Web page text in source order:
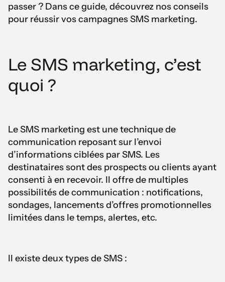
passer ? Dans ce guide, découvrez nos conseils
pour réussir vos campagnes SMS marketing.
Le SMS marketing, c’est
quoi ?
Le SMS marketing est une technique de
communication reposant sur l’envoi
d’informations ciblées par SMS. Les
destinataires sont des prospects ou clients ayant
consenti à en recevoir. Il offre de multiples
possibilités de communication : notifications,
sondages, lancements d’offres promotionnelles
limitées dans le temps, alertes, etc.
Il existe deux types de SMS :